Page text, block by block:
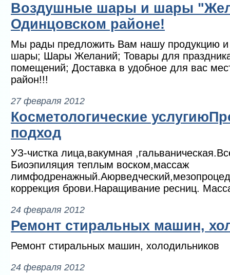
Воздушные шары и шары
Одинцовском районе!
Мы рады предложить Вам нашу продукцию и
шары; Шары Желаний; Товары для
помещений; Доставка в удобное для вас
район!!!
27 февраля 2012
Косметологические
подход
УЗ-чистка лица,вакумная
Биоэпиляция теплым воском,массаж
коррекция брови.Наращивание ресниц.
24 февраля 2012
Ремонт стиральных машин,
Ремонт стиральных машин, холодильников
24 февраля 2012